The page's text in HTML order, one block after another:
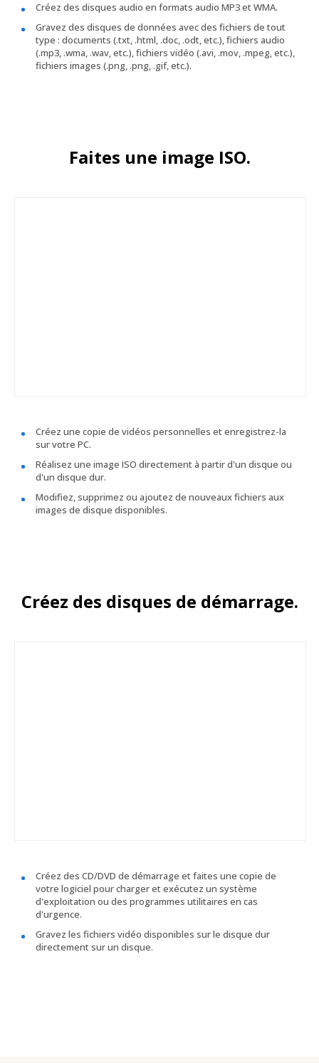
Créez des disques audio en formats audio MP3 et WMA.
Gravez des disques de données avec des fichiers de tout
type : documents (.txt, .html, .doc, .odt, etc.), fichiers audio
(.mp3, .wma, .wav, etc.), fichiers vidéo (.avi, .mov, .mpeg, etc.),
fichiers images (.png, .png, .gif, etc.).
Faites une image ISO.
Créez une copie de vidéos personnelles et enregistrez-la
sur votre PC.
Réalisez une image ISO directement à partir d'un disque ou
d'un disque dur.
Modifiez, supprimez ou ajoutez de nouveaux fichiers aux
images de disque disponibles.
Créez des disques de démarrage.
Créez des CD/DVD de démarrage et faites une copie de
votre logiciel pour charger et exécutez un système
d'exploitation ou des programmes utilitaires en cas
d'urgence.
Gravez les fichiers vidéo disponibles sur le disque dur
directement sur un disque.